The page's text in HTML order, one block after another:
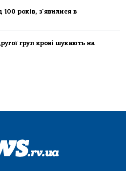
років, з'явилися в
груп крові шукають на